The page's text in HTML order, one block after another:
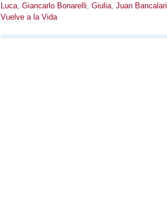
Luca, Giancarlo Bonarelli Giulia, Juan Bancalari
Vuelve a la Vida